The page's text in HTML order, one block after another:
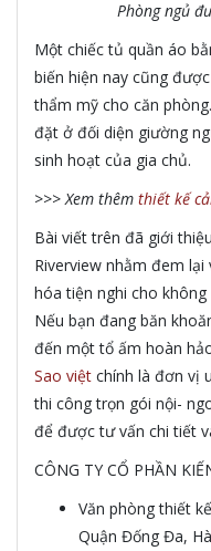
Phòng ngủ
Một chiếc tủ quần áo
biến hiện nay cũng
thẩm mỹ cho căn
đặt ở đối diện giường
sinh hoạt của gia chủ.
>>> Xem thêm thiết kế
Bài viết trên đã giới
Riverview nhằm đem
hóa tiện nghi cho
Nếu bạn đang băn
đến một tổ ấm hoàn
Sao việt chính là đơn vị
thi công trọn gói nội-
để được tư vấn chi tiết
CÔNG TY CỔ PHẦN
Văn phòng thiết
Quận Đống Đa,